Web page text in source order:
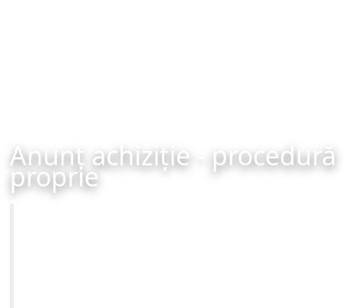
Anunț achiziție - procedură
proprie